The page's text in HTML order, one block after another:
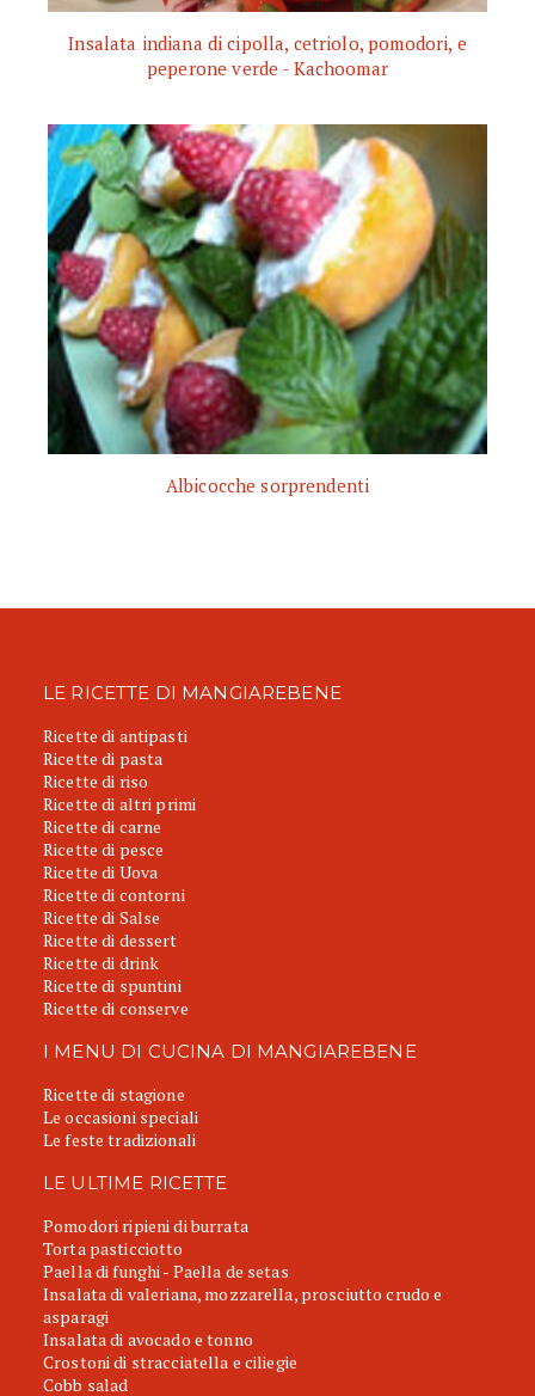
Insalata indiana di cipolla, cetriolo, pomodori, e
peperone verde - Kachoomar
Albicocche sorprendenti
LE RICETTE DI MANGIAREBENE
Ricette di antipasti
Ricette di pasta
Ricette di riso
Ricette di altri primi
Ricette di carne
Ricette di pesce
Ricette di Uova
Ricette di contorni
Ricette di Salse
Ricette di dessert
Ricette di drink
Ricette di spuntini
Ricette di conserve
I MENU DI CUCINA DI MANGIAREBENE
Ricette di stagione
Le occasioni speciali
Le feste tradizionali
LE ULTIME RICETTE
Pomodori ripieni di burrata
Torta pasticciotto
Paella di funghi - Paella de setas
Insalata di valeriana, mozzarella, prosciutto crudo e
asparagi
Insalata di avocado e tonno
Crostoni di stracciatella e ciliegie
Cobb salad